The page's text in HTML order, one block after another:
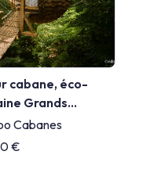
cabane, éco-
Grands
Oise
Cabanes
€